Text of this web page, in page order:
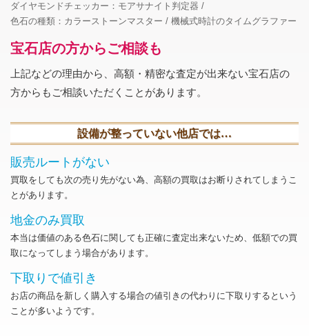
ダイヤモンドチェッカー：モアサナイト判定器
色石の種類：カラーストーンマスター
機械式時計のタイムグラファー
宝石店の方からご相談も
上記などの理由から、高額・精密な査定が出来ない宝石店の
方からもご相談いただくことがあります。
設備が整っていない他店では…
販売ルートがない
買取をしても次の売り先がない為、高額の買取はお断りされてしまうこ
とがあります。
地金のみ買取
本当は価値のある色石に関しても正確に査定出来ないため、低額での買
取になってしまう場合があります。
下取りで値引き
お店の商品を新しく購入する場合の値引きの代わりに下取りするという
ことが多いようです。